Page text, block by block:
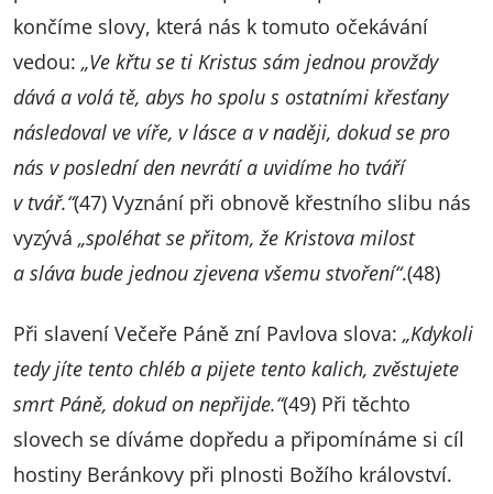
končíme slovy, která nás k tomuto očekávání
vedou: „Ve křtu se ti Kristus sám jednou provždy
dává a volá tě, abys ho spolu s ostatními křesťany
následoval ve víře, v lásce a v naději, dokud se pro
nás v poslední den nevrátí a uvidíme ho tváří
v tvář.“(47) Vyznání při obnově křestního slibu nás
vyzývá „spoléhat se přitom, že Kristova milost
a sláva bude jednou zjevena všemu stvoření“.(48)
Při slavení Večeře Páně zní Pavlova slova: „Kdykoli
tedy jíte tento chléb a pijete tento kalich, zvěstujete
smrt Páně, dokud on nepřijde.“(49) Při těchto
slovech se díváme dopředu a připomínáme si cíl
hostiny Beránkovy při plnosti Božího království.